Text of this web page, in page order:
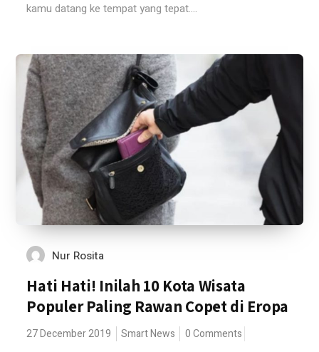
kamu datang ke tempat yang tepat....
Nur Rosita
Hati Hati! Inilah 10 Kota Wisata
Populer Paling Rawan Copet di Eropa
27 December 2019 Smart News 0 Comments